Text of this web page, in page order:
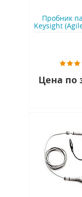
Пробник
Keysight
Цена по